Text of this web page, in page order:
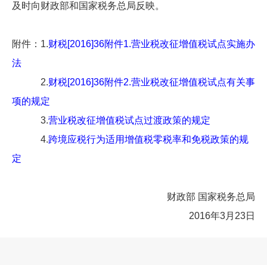
及时向财政部和国家税务总局反映。
附件：1.财税[2016]36附件1.营业税改征增值税试点实施办
法
2.财税[2016]36附件2.营业税改征增值税试点有关事
项的规定
3.营业税改征增值税试点过渡政策的规定
4.跨境应税行为适用增值税零税率和免税政策的规
定
财政部 国家税务总局
2016年3月23日